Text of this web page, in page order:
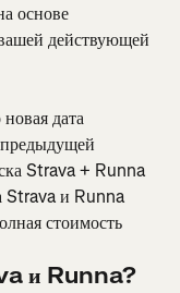
основе
действующей
дата
Strava + Runna
Strava и Runna
стоимость
и Runna?